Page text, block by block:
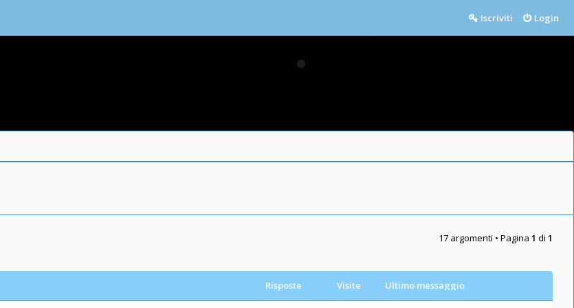
Login
Iscriviti
17 argomenti • Pagina 1 di 1
Risposte Visite Ultimo messaggio